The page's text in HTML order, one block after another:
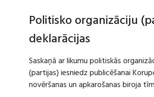
Politisko organizāciju
deklarācijas
Saskaņā ar likumu politiskās
(partijas) iesniedz publicēšanai
novēršanas un apkarošanas biroja